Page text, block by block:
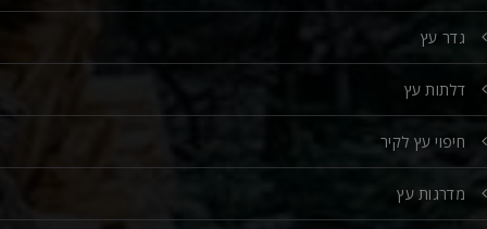
גדר עץ
דלתות עץ
חיפוי עץ לקיר
מדרגות עץ